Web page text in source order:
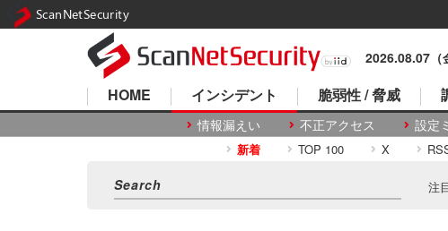
2026.08.07（
HOME インシデント
情報漏えい 不正アクセス 設定
脆弱性 / 脅威
新着 TOP 100 X
注
ScanNetSecurity